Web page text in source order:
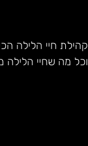
קהילת חיי הלילה
וכל מה שחיי הלילה